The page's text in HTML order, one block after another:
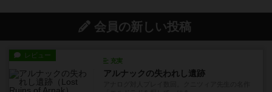
会員の新しい投稿
レビュー
充実
アルナックの失われし遺跡